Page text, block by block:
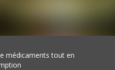
médicaments tout en